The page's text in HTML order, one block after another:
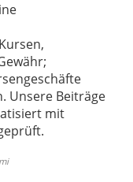
Unsere Beiträge
mit